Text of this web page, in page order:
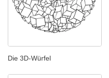
Die 3D-Würfel